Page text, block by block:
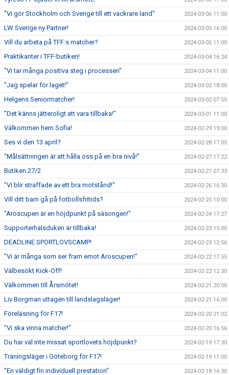
"Vi gör Stockholm och Sverige till ett vackrare land" 2024-03-06 11:00
LW Sverige ny Partner! 2024-03-05 16:00
Vill du arbeta på TFF:s matcher? 2024-03-05 11:00
Praktikanter i TFF-butiken! 2024-03-04 16:24
"Vi tar många positiva steg i processen" 2024-03-04 11:00
"Jag spelar för laget!" 2024-03-02 18:00
Helgens Seniormatcher! 2024-03-02 07:55
"Det känns jätteroligt att vara tillbaka!" 2024-03-01 11:00
Välkommen hem Sofia! 2024-02-29 19:00
Ses vi den 13 april? 2024-02-28 17:05
"Målsättningen är att hålla oss på en bra nivå!" 2024-02-27 17:22
Butiken 27/2 2024-02-27 07:33
"Vi blir straffade av ett bra motstånd!" 2024-02-26 16:30
Vill ditt barn gå på fotbollsfritids? 2024-02-25 10:00
"Aroscupen är en höjdpunkt på säsongen!" 2024-02-24 17:27
Supporterhalsduken är tillbaka! 2024-02-23 15:00
DEADLINE SPORTLOVSCAMP! 2024-02-23 12:56
"Vi är många som ser fram emot Aroscupen!" 2024-02-22 17:55
Välbesökt Kick-Off! 2024-02-22 12:30
Välkommen till Årsmötet! 2024-02-21 20:00
Liv Borgman uttagen till landslagsläger! 2024-02-21 16:00
Föreläsning för F17! 2024-02-20 21:02
"Vi ska vinna matcher!" 2024-02-20 16:56
Du har väl inte missat sportlovets höjdpunkt? 2024-02-19 17:30
Träningsläger i Göteborg för F17! 2024-02-19 11:00
"En väldigt fin individuell prestation" 2024-02-18 16:30